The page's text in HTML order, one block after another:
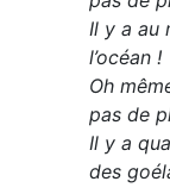
Il y a au
l’océan !
Oh
pas de
Il y a
des